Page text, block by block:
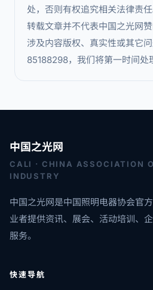
处，否则有权追究相关法律责任
转载文章并不代表中国之光网赞
涉及内容版权、真实性或其它
85188298，我们将第一时间处
中国之光网
CALI · CHINA ASSOCIATION
INDUSTRY
中国之光网是中国照明电器协会官
业者提供资讯、展会、活动培训、
服务。
快速导航